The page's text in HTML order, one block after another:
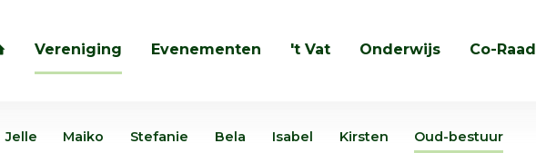
Vereniging Evenementen 't Vat Onderwijs Co-Raad
Zoeken
inloggen
Jelle Maiko Stefanie Bela Isabel Kirsten Oud-bestuur